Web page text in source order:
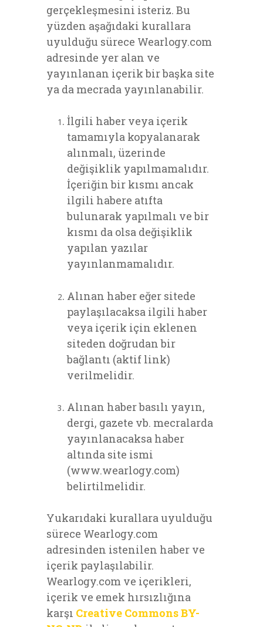
gerçekleşmesini isteriz. Bu
yüzden aşağıdaki kurallara
uyulduğu sürece Wearlogy.com
adresinde yer alan ve
yayınlanan içerik bir başka site
ya da mecrada yayınlanabilir.
İlgili haber veya içerik
tamamıyla kopyalanarak
alınmalı, üzerinde
değişiklik yapılmamalıdır.
İçeriğin bir kısmı ancak
ilgili habere atıfta
bulunarak yapılmalı ve bir
kısmı da olsa değişiklik
yapılan yazılar
yayınlanmamalıdır.
Alınan haber eğer sitede
paylaşılacaksa ilgili haber
veya içerik için eklenen
siteden doğrudan bir
bağlantı (aktif link)
verilmelidir.
Alınan haber basılı yayın,
dergi, gazete vb. mecralarda
yayınlanacaksa haber
altında site ismi
(www.wearlogy.com)
belirtilmelidir.
Yukarıdaki kurallara uyulduğu
sürece Wearlogy.com
adresinden istenilen haber ve
içerik paylaşılabilir.
Wearlogy.com ve içerikleri,
içerik ve emek hırsızlığına
karşı Creative Commons BY-